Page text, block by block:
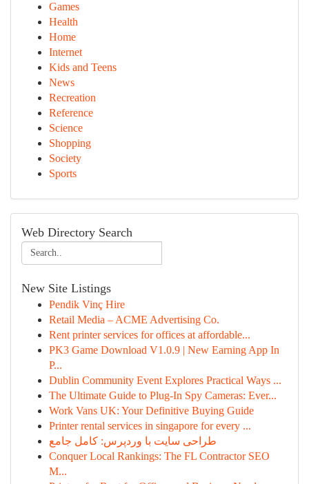
Games
Health
Home
Internet
Kids and Teens
News
Recreation
Reference
Science
Shopping
Society
Sports
Web Directory Search
New Site Listings
Pendik Vinç Hire
Retail Media – ACME Advertising Co.
Rent printer services for offices at affordable...
PK3 Game Download V1.0.9 | New Earning App In
P...
Dublin Community Event Explores Practical Ways ...
The Ultimate Guide to Plug-In Spy Cameras: Ever...
Work Vans UK: Your Definitive Buying Guide
Printer rental services in singapore for every ...
طراحی سایت با وردپرس: کامل جامع
Conquer Local Rankings: The FL Contractor SEO
M...